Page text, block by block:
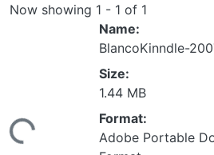
Now showing 1 - 1 of 1
Name:
BlancoKinndle-
Size:
1.44 MB
Format:
Adobe Portable